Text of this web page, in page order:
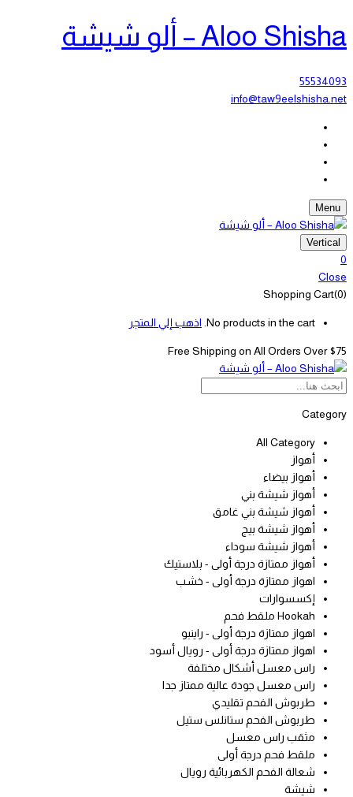
Aloo Shisha – ألو شيشة
55534093
info@taw9eelshisha.net
Menu
Vertical
0
Close
Shopping Cart(0)
No products in the cart. اذهب إلي المتجر
Free Shipping on All Orders Over $75
Category
All Category
أهواز
أهواز بيضاء
أهواز شيشة بني
أهواز شيشة بني غامق
أهواز شيشة بيج
أهواز شيشة سوداء
أهواز ممتازة درجة أولى - بلاستيك
اهواز ممتازة درجة أولى - خشب
إكسسوارات
Hookah ملقط فحم
اهواز ممتازة درجة أولى - راينبو
اهواز ممتازة درجة أولى - رويال أسود
راس معسل أشكال مختلفة
راس معسل جودة عالية ممتاز جدا
طربوش الفحم تقليدي
طربوش الفحم ستانلس ستيل
مثقب راس معسل
ملقط فحم درجة أولى
شعالة الفحم الكهربائية رويال
شيشة